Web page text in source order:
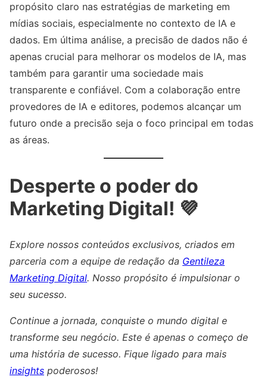
propósito claro nas estratégias de marketing em
mídias sociais, especialmente no contexto de IA e
dados. Em última análise, a precisão de dados não é
apenas crucial para melhorar os modelos de IA, mas
também para garantir uma sociedade mais
transparente e confiável. Com a colaboração entre
provedores de IA e editores, podemos alcançar um
futuro onde a precisão seja o foco principal em todas
as áreas.
Desperte o poder do
Marketing Digital! 💜
Explore nossos conteúdos exclusivos, criados em
parceria com a equipe de redação da Gentileza
Marketing Digital. Nosso propósito é impulsionar o
seu sucesso.
Continue a jornada, conquiste o mundo digital e
transforme seu negócio. Este é apenas o começo de
uma história de sucesso. Fique ligado para mais
insights poderosos!